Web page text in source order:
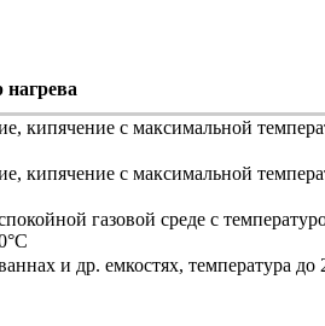
нагрева
кипячение с максимальной
кипячение с максимальной
газовой среде с
и др. емкостях, температура до